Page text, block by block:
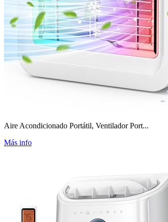
Aire Acondicionado Portátil, Ventilador Port...
Más info